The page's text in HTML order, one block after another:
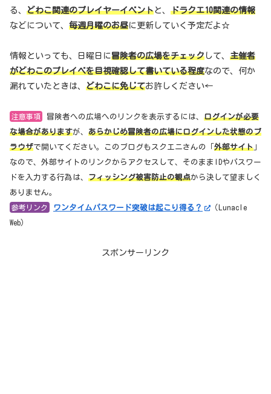
る、 どわこ関連のプレイヤーイベントと、 ドラクエ10関連の情報
などについて、 毎週月曜のお昼に更新していく予定だよ☆
情報といっても、日曜日に冒険者の広場をチェック して、 主催者
がどわこのプレイベを目視確認して書いている程度なので、何か
漏れていたときは、 どわこに免じてお許しください←
注意事項 冒険者への広場へのリンクを表示するには、 ログインが必要
な場合がありますが、 あらかじめ冒険者の広場にログインした状態のブ
ラウザで開いてください。このブログもスクエニさんの「 外部サイト
なので、外部サイトのリンクからアクセスして、そのままIDやパスワー
ドを入力する行為は、 フィッシング被害防止の観点から決して望ましく
ありません。
参考リンク ワンタイムパスワード突破は起こり得る？
（Lunacle
Web）
スポンサーリンク